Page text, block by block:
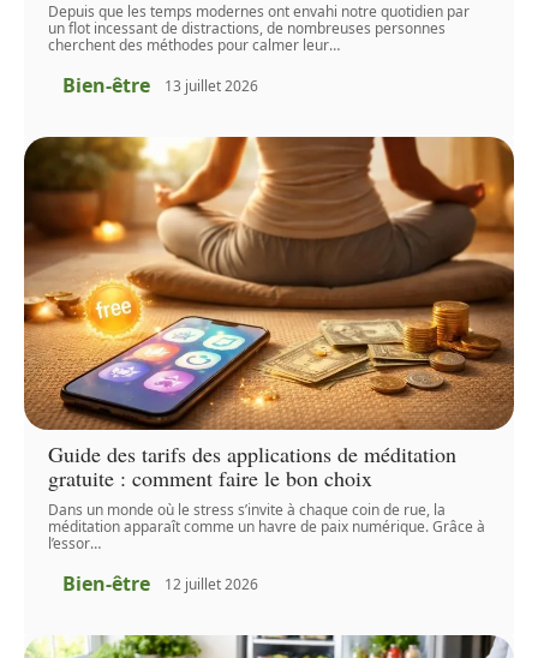
Depuis que les temps modernes ont envahi notre quotidien par
un flot incessant de distractions, de nombreuses personnes
cherchent des méthodes pour calmer leur…
Bien-être 13 juillet 2026
Guide des tarifs des applications de méditation
gratuite : comment faire le bon choix
Dans un monde où le stress s’invite à chaque coin de rue, la
méditation apparaît comme un havre de paix numérique. Grâce à
l’essor…
Bien-être 12 juillet 2026